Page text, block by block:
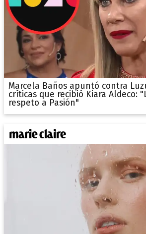
Marcela Baños apuntó contra
críticas que recibió Kiara Aldeco:
respeto a Pasión"